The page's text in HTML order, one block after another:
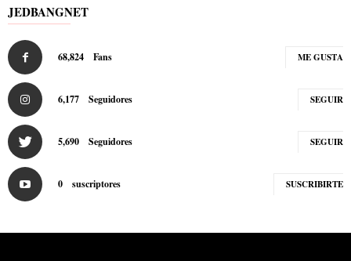
JEDBANGNET
68,824 Fans ME GUSTA
6,177 Seguidores SEGUIR
5,690 Seguidores SEGUIR
0 suscriptores SUSCRIBIRTE